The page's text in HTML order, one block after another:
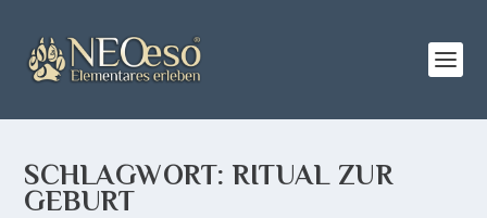
SCHLAGWORT:RITUAL ZUR
GEBURT